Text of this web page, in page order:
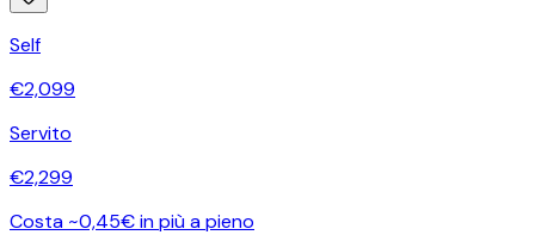
Self
€2,099
Servito
€2,299
Costa ~0,45€ in più a pieno